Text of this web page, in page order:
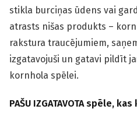
stikla burciņas ūdens vai
atrasts nišas produkts –
rakstura traucējumiem,
izgatavojuši un gatavi pildīt
kornhola spēlei.
PAŠU IZGATAVOTA spēle,